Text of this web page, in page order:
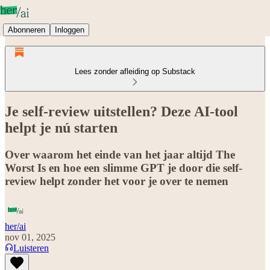
Abonneren Inloggen
Lees zonder afleiding op Substack
Je self-review uitstellen? Deze AI-tool
helpt je nú starten
Over waarom het einde van het jaar altijd The
Worst Is en hoe een slimme GPT je door die self-
review helpt zonder het voor je over te nemen
her/ai
nov 01, 2025
Luisteren